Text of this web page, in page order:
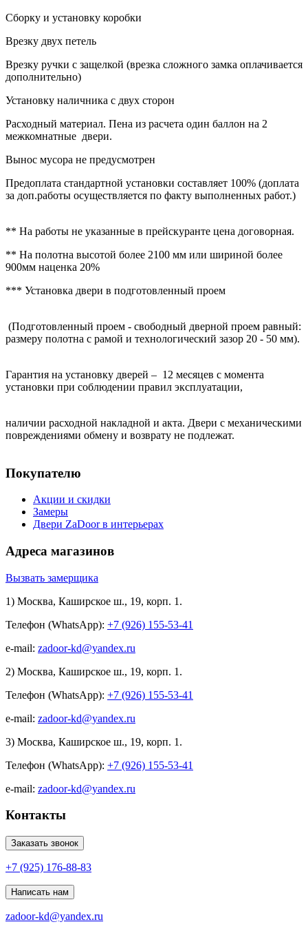
Сборку и установку коробки
Врезку двух петель
Врезку ручки с защелкой (врезка сложного замка оплачивается
дополнительно)
Установку наличника с двух сторон
Расходный материал. Пена из расчета один баллон на 2
межкомнатные двери.
Вынос мусора не предусмотрен
Предоплата стандартной установки составляет 100% (доплата
за доп.работы осуществляется по факту выполненных работ.)
** На работы не указанные в прейскуранте цена договорная.
** На полотна высотой более 2100 мм или шириной более
900мм наценка 20%
*** Установка двери в подготовленный проем
(Подготовленный проем - свободный дверной проем равный:
размеру полотна с рамой и технологический зазор 20 - 50 мм).
Гарантия на установку дверей – 12 месяцев с момента
установки при соблюдении правил эксплуатации,
наличии расходной накладной и акта. Двери с механическими
повреждениями обмену и возврату не подлежат.
Покупателю
Акции и скидки
Замеры
Двери ZaDoor в интерьерах
Адреса магазинов
Вызвать замерщика
1) Москва, Каширское ш., 19, корп. 1.
Телефон (WhatsApp): +7 (926) 155-53-41
e-mail: zadoor-kd@yandex.ru
2) Москва, Каширское ш., 19, корп. 1.
Телефон (WhatsApp): +7 (926) 155-53-41
e-mail: zadoor-kd@yandex.ru
3) Москва, Каширское ш., 19, корп. 1.
Телефон (WhatsApp): +7 (926) 155-53-41
e-mail: zadoor-kd@yandex.ru
Контакты
Заказать звонок
+7 (925) 176-88-83
Написать нам
zadoor-kd@yandex.ru